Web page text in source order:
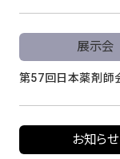
展示会
第57回日本薬剤師
お知らせ